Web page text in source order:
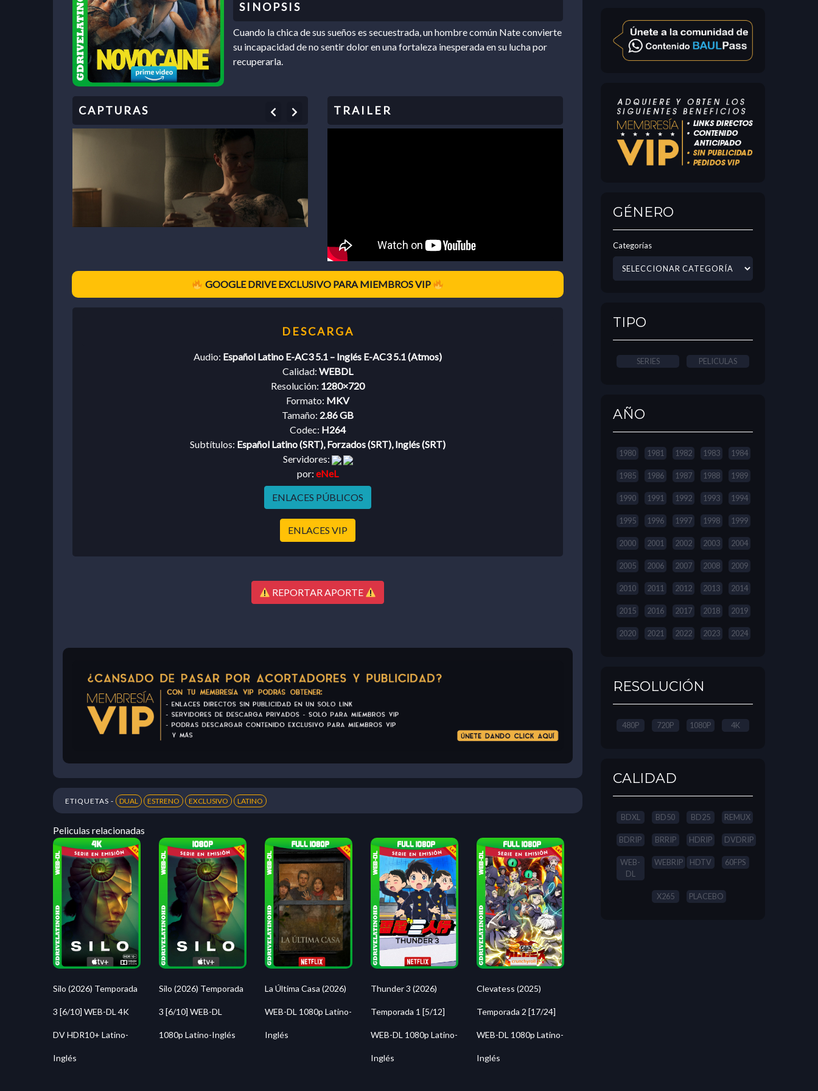
Cuando la chica de sus sueños es secuestrada, un hombre común Nate convierte
su incapacidad de no sentir dolor en una fortaleza inesperada en su lucha por
recuperarla.
Previous
GOOGLE DRIVE EXCLUSIVO PARA MIEMBROS VIP
Audio: Español Latino E-AC3 5.1 – Inglés E-AC3 5.1 (Atmos)
Calidad: WEBDL
Resolución: 1280×720
Formato: MKV
Tamaño: 2.86 GB
Codec: H264
Subtítulos: Español Latino (SRT), Forzados (SRT), Inglés (SRT)
Servidores:
por: eNeL
ENLACES PÚBLICOS
ENLACES VIP
REPORTAR APORTE
ETIQUETAS - DUAL ESTRENO EXCLUSIVO LATINO
Peliculas relacionadas
Silo (2026) Temporada
3 [6/10] WEB-DL 4K
DV HDR10+ Latino-
Inglés
Silo (2026) Temporada
3 [6/10] WEB-DL
1080p Latino-Inglés
La Última Casa (2026)
WEB-DL 1080p Latino-
Inglés
Thunder 3 (2026)
Temporada 1 [5/12]
WEB-DL 1080p Latino-
Inglés
Clevatess (2025)
Temporada 2 [17/24]
WEB-DL 1080p Latino-
Inglés
GÉNERO
Categorías
TIPO
SERIES PELICULAS
AÑO
1980 1981 1982 1983 1984
1985 1986 1987 1988 1989
1990 1991 1992 1993 1994
1995 1996 1997 1998 1999
2000 2001 2002 2003 2004
2005 2006 2007 2008 2009
2010 2011 2012 2013 2014
2015 2016 2017 2018 2019
2020 2021 2022 2023 2024
RESOLUCIÓN
480P 720P 1080P 4K
CALIDAD
BDXL BD50 BD25 REMUX
BDRIP BRRIP HDRIP DVDRIP
WEB-
DL
WEBRIP HDTV 60FPS
X265 PLACEBO